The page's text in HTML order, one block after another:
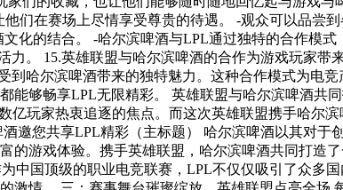
。通过各种活
哈尔滨啤酒带来的独特魅力。这种合作模式为电
LPL赛事体验 作为全球最受欢迎的电子竞技游戏之
亿玩家热衷追逐的焦点。而这次英雄联盟携手哈尔
的游戏体验。携手英雄联盟，哈尔滨啤酒共同打造